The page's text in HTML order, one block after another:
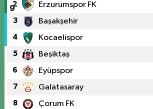
2 Erzurumspor FK
3 Başakşehir
4 Kocaelispor
5 Beşiktaş
6 Eyüpspor
7 Galatasaray
8 Çorum FK